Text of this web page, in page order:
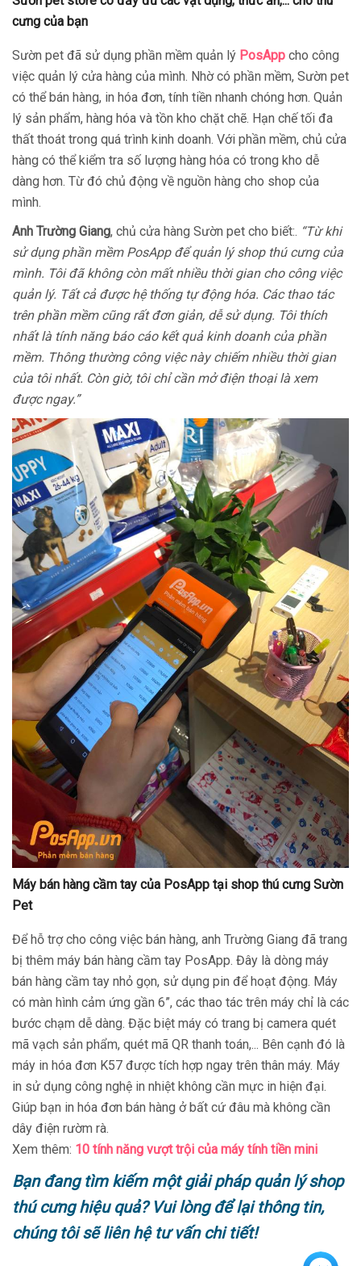
cưng của bạn
Sườn pet đã sử dụng phần mềm quản lý PosApp cho công
việc quản lý cửa hàng của mình. Nhờ có phần mềm, Sườn pet
có thể bán hàng, in hóa đơn, tính tiền nhanh chóng hơn. Quản
lý sản phẩm, hàng hóa và tồn kho chặt chẽ. Hạn chế tối đa
thất thoát trong quá trình kinh doanh. Với phần mềm, chủ cửa
hàng có thể kiểm tra số lượng hàng hóa có trong kho dễ
dàng hơn. Từ đó chủ động về nguồn hàng cho shop của
mình.
Anh Trường Giang, chủ cửa hàng Sườn pet cho biết:. “Từ khi
sử dụng phần mềm PosApp để quản lý shop thú cưng của
mình. Tôi đã không còn mất nhiều thời gian cho công việc
quản lý. Tất cả được hệ thống tự động hóa. Các thao tác
trên phần mềm cũng rất đơn giản, dễ sử dụng. Tôi thích
nhất là tính năng báo cáo kết quả kinh doanh của phần
mềm. Thông thường công việc này chiếm nhiều thời gian
của tôi nhất. Còn giờ, tôi chỉ cần mở điện thoại là xem
được ngay.”
Máy bán hàng cầm tay của PosApp tại shop thú cưng Sườn
Pet
Để hỗ trợ cho công việc bán hàng, anh Trường Giang đã trang
bị thêm máy bán hàng cầm tay PosApp. Đây là dòng máy
bán hàng cầm tay nhỏ gọn, sử dụng pin để hoạt động. Máy
có màn hình cảm ứng gần 6”, các thao tác trên máy chỉ là các
bước chạm dễ dàng. Đặc biệt máy có trang bị camera quét
mã vạch sản phẩm, quét mã QR thanh toán,... Bên cạnh đó là
máy in hóa đơn K57 được tích hợp ngay trên thân máy. Máy
in sử dụng công nghệ in nhiệt không cần mực in hiện đại.
Giúp bạn in hóa đơn bán hàng ở bất cứ đâu mà không cần
dây điện rườm rà.
Xem thêm: 10 tính năng vượt trội của máy tính tiền mini
Bạn đang tìm kiếm một giải pháp quản lý shop
thú cưng hiệu quả? Vui lòng để lại thông tin,
chúng tôi sẽ liên hệ tư vấn chi tiết!